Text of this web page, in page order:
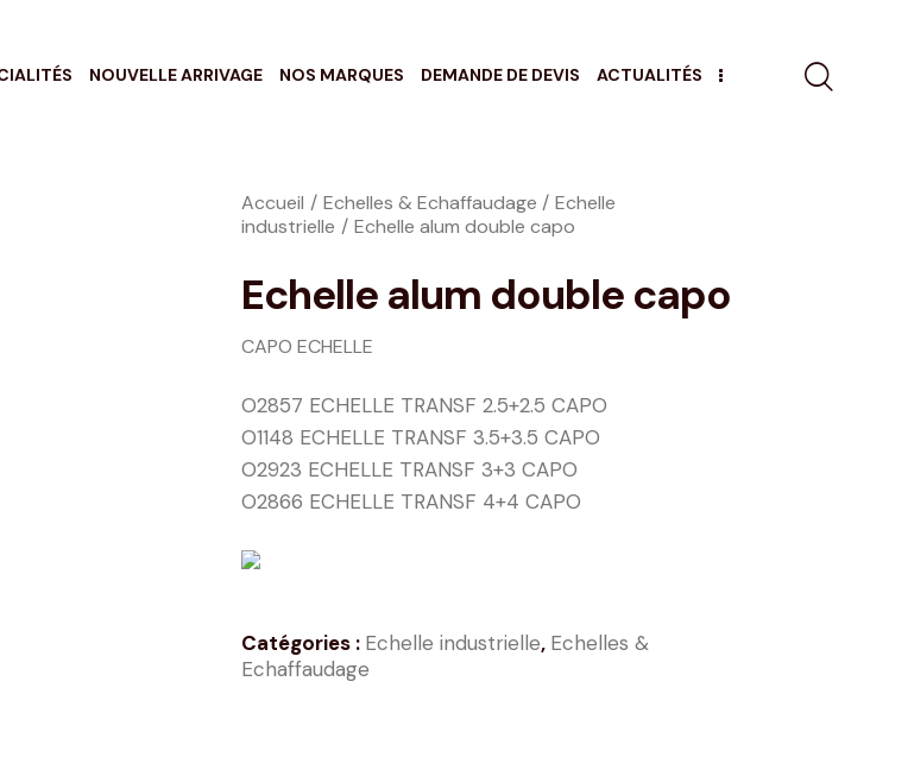
NOUVELLE ARRIVAGE NOS MARQUES DEMANDE DE DEVIS ACTUALITÉS
Accueil Echelles & Echaffaudage
Echelle
industrielle
Echelle alum double capo
Echelle alum double capo
CAPO ECHELLE
O2857 ECHELLE TRANSF 2.5+2.5 CAPO
O1148 ECHELLE TRANSF 3.5+3.5 CAPO
O2923 ECHELLE TRANSF 3+3 CAPO
O2866 ECHELLE TRANSF 4+4 CAPO
Catégories : Echelle industrielle, Echelles &
Echaffaudage